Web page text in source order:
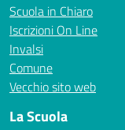
Scuola in Chiaro
Iscrizioni On Line
Invalsi
Comune
Vecchio sito web
La Scuola